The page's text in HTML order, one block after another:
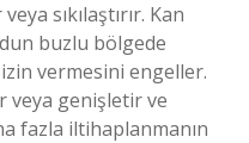
sıkılaştırır. Kan
buzlu bölgede
vermesini engeller.
veya genişletir ve
fazla iltihaplanmanın